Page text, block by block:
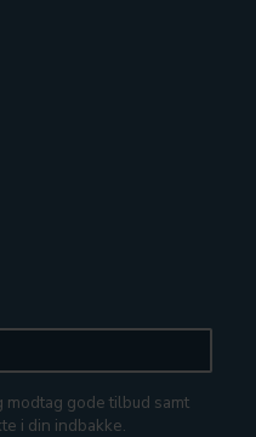
gode tilbud samt
i din indbakke.